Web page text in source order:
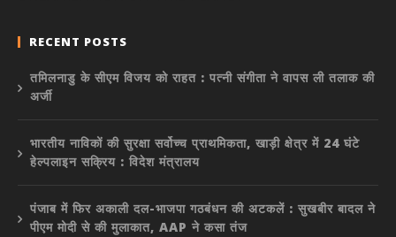
RECENT POSTS
तमिलनाडु के सीएम विजय को राहत : पत्नी संगीता ने वापस ली तलाक की
अर्जी
भारतीय नाविकों की सुरक्षा सर्वोच्च प्राथमिकता, खाड़ी क्षेत्र में 24 घंटे
हेल्पलाइन सक्रिय : विदेश मंत्रालय
पंजाब में फिर अकाली दल-भाजपा गठबंधन की अटकलें : सुखबीर बादल ने
पीएम मोदी से की मुलाकात, AAP ने कसा तंज